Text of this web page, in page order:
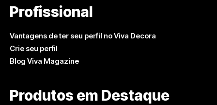
Profissional
Vantagens de ter seu perfil no Viva Decora
Crie seu perfil
Blog Viva Magazine
Produtos em Destaque